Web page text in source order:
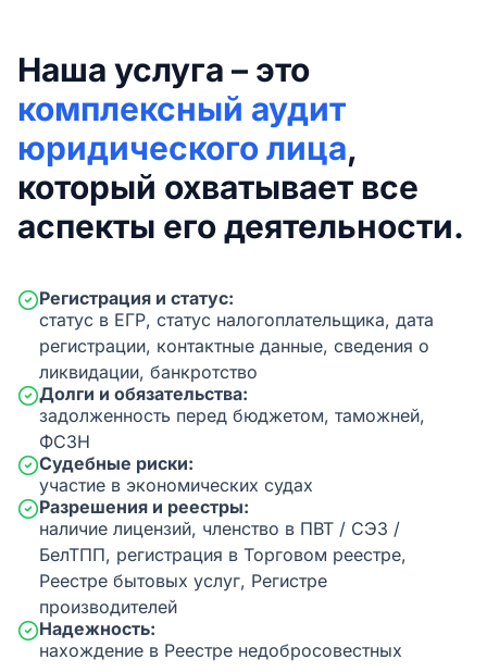
Наша услуга – это
комплексный аудит
юридического лица,
который охватывает все
аспекты его деятельности.
Регистрация и статус:
статус в ЕГР, статус налогоплательщика, дата
регистрации, контактные данные, сведения о
ликвидации, банкротство
Долги и обязательства:
задолженность перед бюджетом, таможней,
ФСЗН
Судебные риски:
участие в экономических судах
Разрешения и реестры:
наличие лицензий, членство в ПВТ / СЭЗ /
БелТПП, регистрация в Торговом реестре,
Реестре бытовых услуг, Регистре
производителей
Надежность:
нахождение в Реестре недобросовестных